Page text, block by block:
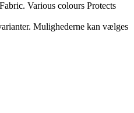
Various colours Protects
Mulighederne kan vælges